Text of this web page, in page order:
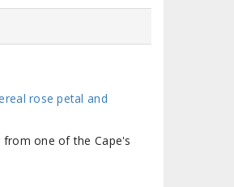
rose petal and
one of the Cape's